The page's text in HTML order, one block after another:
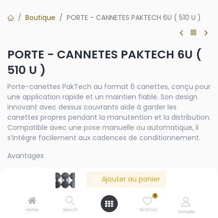
Ajouter au panier
Home Search
0
Wishlist Compte
Boutique PORTE - CANNETES PAKTECH 6U ( 510 U )
PORTE - CANNETES PAKTECH 6U (
510 U )
Porte-canettes PakTech au format 6 canettes, conçu pour
une application rapide et un maintien fiable. Son design
innovant avec dessus couvrants aide à garder les
canettes propres pendant la manutention et la distribution.
Compatible avec une pose manuelle ou automatique, il
s’intègre facilement aux cadences de conditionnement.
Avantages
Design simple et innovant
Dessus couvrants : canettes mieux protégées, plus
Pose facile : application manuelle ou automatique
Conception auto-imbriquable (self-nesting) : permet